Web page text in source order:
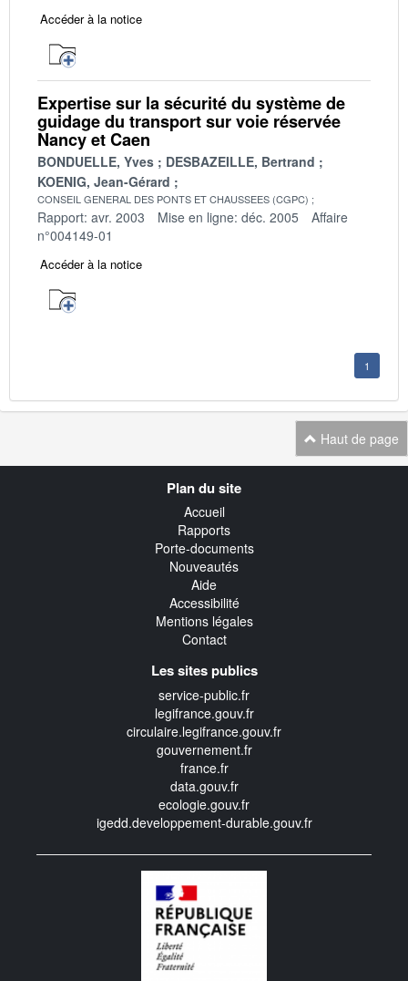
Accéder à la notice
Expertise sur la sécurité du système de
guidage du transport sur voie réservée
Nancy et Caen
BONDUELLE, Yves
DESBAZEILLE, Bertrand
KOENIG, Jean-Gérard
CONSEIL GENERAL DES PONTS ET CHAUSSEES (CGPC)
Rapport: avr. 2003 Mise en ligne: déc. 2005
Affaire
n°004149-01
Accéder à la notice
1
Haut de page
Plan du site
Accueil
Rapports
Porte-documents
Nouveautés
Aide
Accessibilité
Mentions légales
Contact
Les sites publics
service-public.fr
legifrance.gouv.fr
circulaire.legifrance.gouv.fr
gouvernement.fr
france.fr
data.gouv.fr
ecologie.gouv.fr
igedd.developpement-durable.gouv.fr